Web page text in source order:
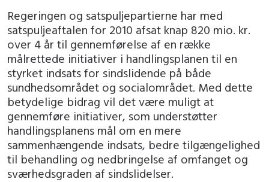
Regeringen og satspuljepartierne har med
satspuljeaftalen for 2010 afsat knap 820 mio. kr.
over 4 år til gennemførelse af en række
målrettede initiativer i handlingsplanen til en
styrket indsats for sindslidende på både
sundhedsområdet og socialområdet. Med dette
betydelige bidrag vil det være muligt at
gennemføre initiativer, som understøtter
handlingsplanens mål om en mere
sammenhængende indsats, bedre tilgængelighed
til behandling og nedbringelse af omfanget og
sværhedsgraden af sindslidelser.